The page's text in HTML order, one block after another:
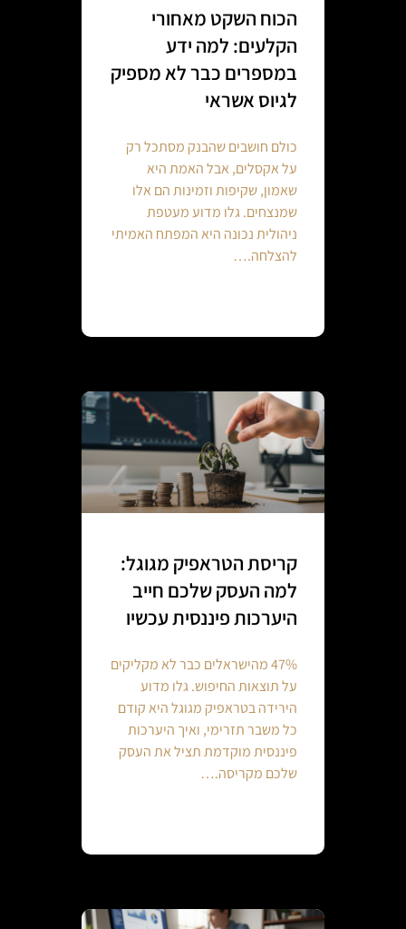
הכוח השקט מאחורי
הקלעים: למה ידע
במספרים כבר לא מספיק
לגיוס אשראי
כולם חושבים שהבנק מסתכל רק
על אקסלים, אבל האמת היא
שאמון, שקיפות וזמינות הם אלו
שמנצחים. גלו מדוע מעטפת
ניהולית נכונה היא המפתח האמיתי
להצלחה.…
קריסת הטראפיק מגוגל:
למה העסק שלכם חייב
היערכות פיננסית עכשיו
47% מהישראלים כבר לא מקליקים
על תוצאות החיפוש. גלו מדוע
הירידה בטראפיק מגוגל היא קודם
כל משבר תזרימי, ואיך היערכות
פיננסית מוקדמת תציל את העסק
שלכם מקריסה.…